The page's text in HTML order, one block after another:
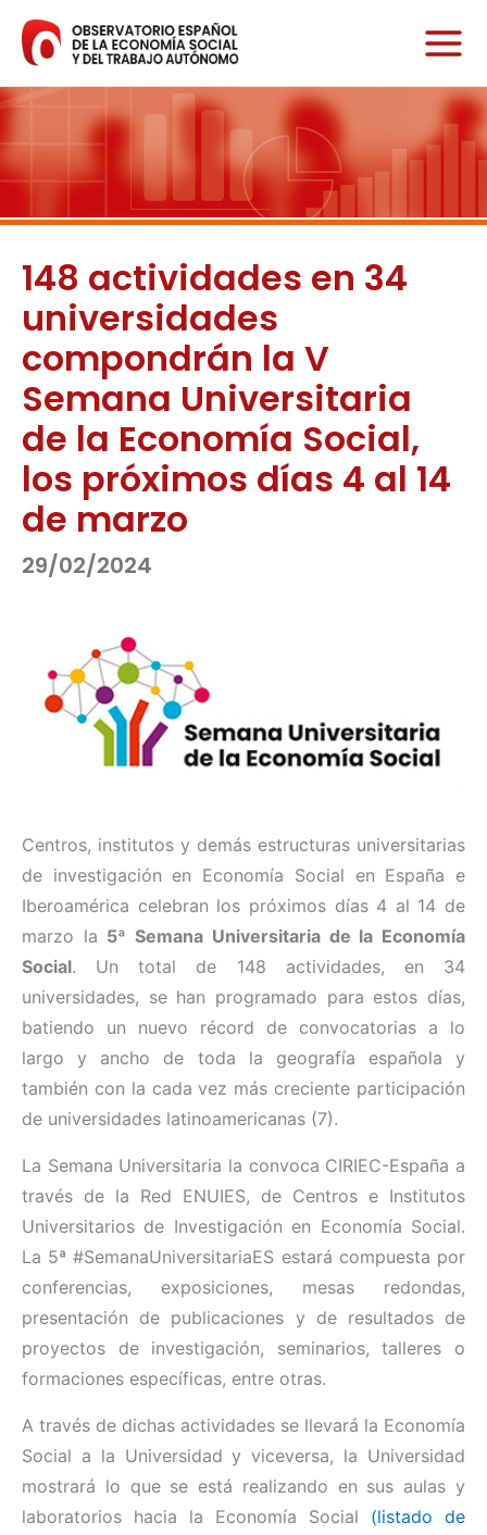
contenido
148 actividades en 34
universidades
compondrán la V
Semana Universitaria
de la Economía Social,
los próximos días 4 al 14
de marzo
29/02/2024
Centros, institutos y demás estructuras universitarias
de investigación en Economía Social en España e
Iberoamérica celebran los próximos días 4 al 14 de
marzo la 5ª Semana Universitaria de la Economía
Social. Un total de 148 actividades, en 34
universidades, se han programado para estos días,
batiendo un nuevo récord de convocatorias a lo
largo y ancho de toda la geografía española y
también con la cada vez más creciente participación
de universidades latinoamericanas (7).
La Semana Universitaria la convoca CIRIEC-España a
través de la Red ENUIES, de Centros e Institutos
Universitarios de Investigación en Economía Social.
La 5ª #SemanaUniversitariaES estará compuesta por
conferencias, exposiciones, mesas redondas,
presentación de publicaciones y de resultados de
proyectos de investigación, seminarios, talleres o
formaciones específicas, entre otras.
A través de dichas actividades se llevará la Economía
Social a la Universidad y viceversa, la Universidad
mostrará lo que se está realizando en sus aulas y
laboratorios hacia la Economía Social (listado de